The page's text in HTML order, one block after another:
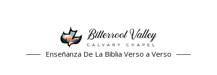
Enseñanza De La Biblia Verso a Verso